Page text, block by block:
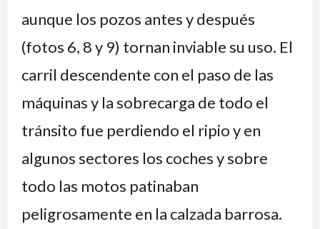
aunque los pozos antes y después
(fotos 6, 8 y 9) tornan inviable su uso. El
carril descendente con el paso de las
máquinas y la sobrecarga de todo el
tránsito fue perdiendo el ripio y en
algunos sectores los coches y sobre
todo las motos patinaban
peligrosamente en la calzada barrosa.